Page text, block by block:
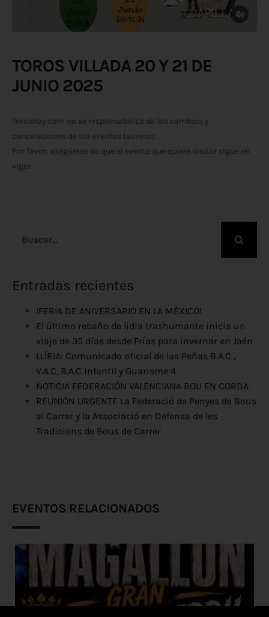
TOROS VILLADA 20 Y 21 DE
JUNIO 2025
Toroshoy.com no se responsabiliza de los cambios y
cancelaciones de los eventos taurinos.
Por favor, asegúrese de que el evento que quiere visitar sigue en
vigor.
Entradas recientes
¡FERIA DE ANIVERSARIO EN LA MÉXICO!
El último rebaño de lidia trashumante inicia un
viaje de 35 días desde Frías para invernar en Jaén
LLÍRIA: Comunicado oficial de las Peñas B.A.C ,
V.A.C, B.A.C infantil y Guarisme 4
NOTICIA FEDERACIÓN VALENCIANA BOU EN CORDA
REUNIÓN URGENTE La Federació de Penyes de Bous
al Carrer y la Associació en Defensa de les
Tradicions de Bous de Carrer
EVENTOS RELACIONADOS